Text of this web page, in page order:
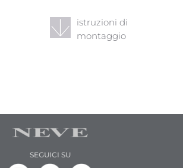
istruzioni di
montaggio
SEGUICI SU